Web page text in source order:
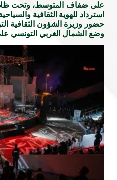
على ضفاف المتوسط، وتحت ظلال
استرداد للهوية الثقافية
حضور وزيرة الشؤون الثقافية
وضع الشمال الغربي التونسي